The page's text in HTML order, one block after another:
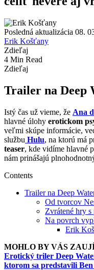
Posledná aktualizácia 08.
Erik Košťany
Zdieľaj
4 Min Read
Zdieľaj
Trailer na Deep
Istý čas už vieme, že Ana
hlavné úlohy erotickom
veľmi skúpe informácie,
službu Hulu, na ktorú má
teaser, kde vidíme hlavné
nám prinášajú
Contents
Trailer na Deep
Od tvorcov
Zvrátené hry
Na povrch
Erik
MOHLO BY VÁS
Erotický triler Deep
ktorom sa predstavili